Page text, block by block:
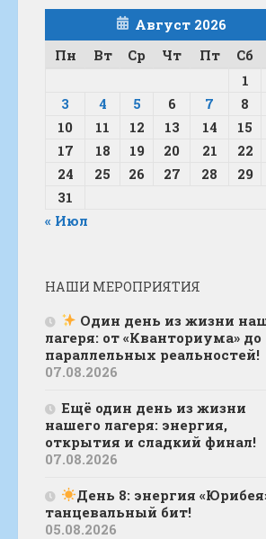
Август 2026
Пн
Вт Ср Чт Пт Сб
1
3
4 5 6 7 8
10
11 12 13 14 15
17
18 19 20 21 22
24
25 26 27 28 29
31
« Июл
НАШИ МЕРОПРИЯТИЯ
Один день из жизни
лагеря: от «Кванториума» до
параллельных реальностей!
07.08.2026
Ещё один день из жизни
нашего лагеря: энергия,
открытия и сладкий финал!
07.08.2026
День 8: энергия
танцевальный бит!
05.08.2026